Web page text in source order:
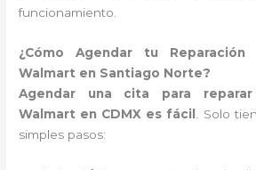
funcionamiento.
¿Cómo Agendar tu Reparación
Walmart en Santiago Norte?
Agendar una cita para
Walmart en CDMX es fácil
. Solo
simples pasos: